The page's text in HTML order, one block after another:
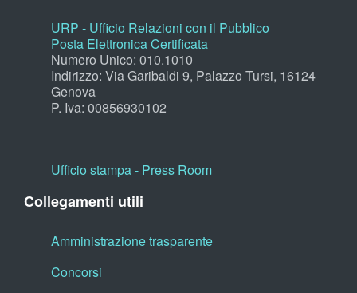
URP - Ufficio Relazioni con il Pubblico
Posta Elettronica Certificata
Numero Unico: 010.1010
Indirizzo: Via Garibaldi 9, Palazzo Tursi, 16124
Genova
P. Iva: 00856930102
Ufficio stampa - Press Room
Collegamenti utili
Amministrazione trasparente
Concorsi